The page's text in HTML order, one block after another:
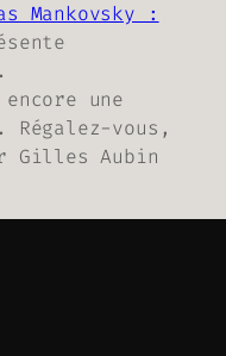
Mankovsky :
.
une
vous,
Gilles Aubin